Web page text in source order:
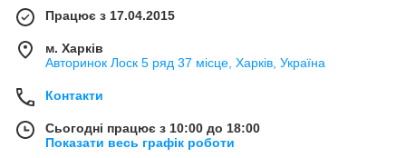
Працює з 17.04.2015
м. Харків
Авторинок Лоск 5 ряд 37 місце, Харків, Україна
Контакти
Сьогодні працює з 10:00 до 18:00
Показати весь графік роботи